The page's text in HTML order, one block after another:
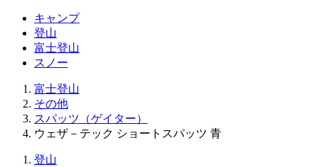
キャンプ
登山
富士登山
スノー
富士登山
その他
スパッツ（ゲイター）
ウェザ－テック ショートスパッツ 青
登山